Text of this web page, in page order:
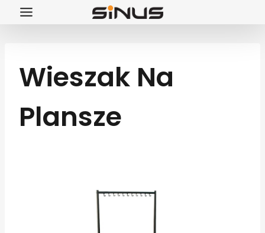
Przejdź
Wieszak Na
Plansze